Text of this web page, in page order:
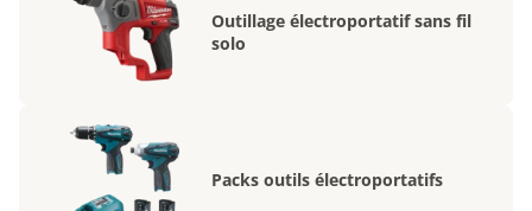
Outillage électroportatif sans fil
solo
Packs outils électroportatifs